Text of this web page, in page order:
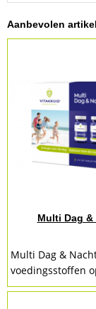
Aanbevolen
Multi Dag &
Multi Dag &
voedingsstoffen
moment, dag &